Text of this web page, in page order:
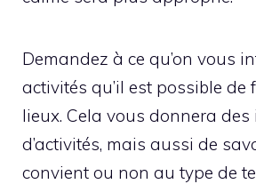
Demandez à ce qu’on vous
activités qu’il est possible de
lieux. Cela vous donnera des
d’activités, mais aussi de
convient ou non au type de